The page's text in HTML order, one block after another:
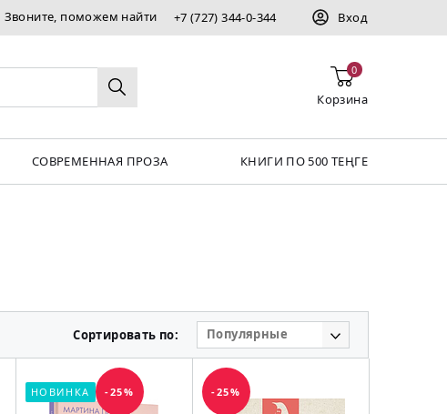
Звоните, поможем найти +7 (727) 344-0-344 Вход
0
Корзина
СОВРЕМЕННАЯ ПРОЗА КНИГИ ПО 500 ТЕҢГЕ
Сортировать по: Популярные
НОВИНКА -25% -25%